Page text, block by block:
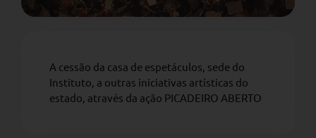
A cessão da casa de espetáculos, sede do
Instituto, a outras iniciativas artísticas do
estado, através da ação PICADEIRO ABERTO